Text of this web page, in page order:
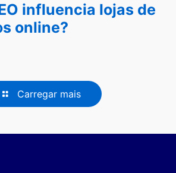
influencia lojas de
online?
Carregar mais